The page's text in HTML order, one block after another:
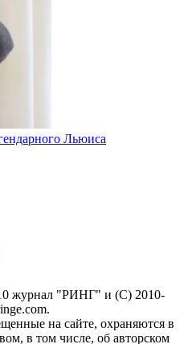
Льюиса
журнал "РИНГ" и (С) 2010-
на сайте, охраняются в
в том числе, об авторском